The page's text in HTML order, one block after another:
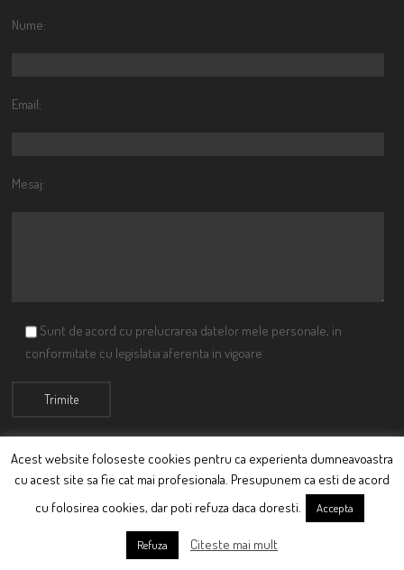
Nume:
Email:
Mesaj:
Sunt de acord cu prelucrarea datelor mele personale, in
conformitate cu legislatia aferenta in vigoare
© Ciutacu 2015 Parte a Imperiului Ciutacesc.
Acest website foloseste cookies pentru ca experienta dumneavoastra
cu acest site sa fie cat mai profesionala. Presupunem ca esti de acord
cu folosirea cookies, dar poti refuza daca doresti.
Accepta
Refuza Citeste mai mult